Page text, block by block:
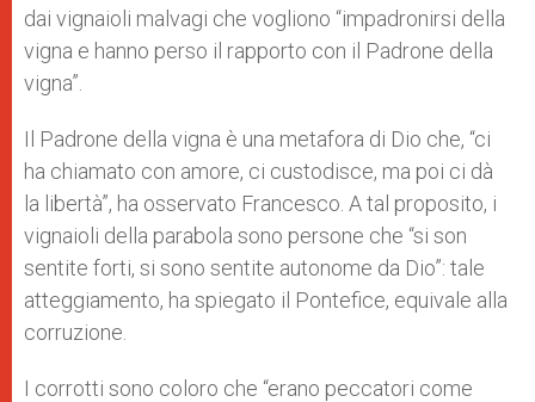
dai vignaioli malvagi che vogliono “impadronirsi della
vigna e hanno perso il rapporto con il Padrone della
vigna”.
Il Padrone della vigna è una metafora di Dio che, “ci
ha chiamato con amore, ci custodisce, ma poi ci dà
la libertà”, ha osservato Francesco. A tal proposito, i
vignaioli della parabola sono persone che “si son
sentite forti, si sono sentite autonome da Dio”: tale
atteggiamento, ha spiegato il Pontefice, equivale alla
corruzione.
I corrotti sono coloro che “erano peccatori come